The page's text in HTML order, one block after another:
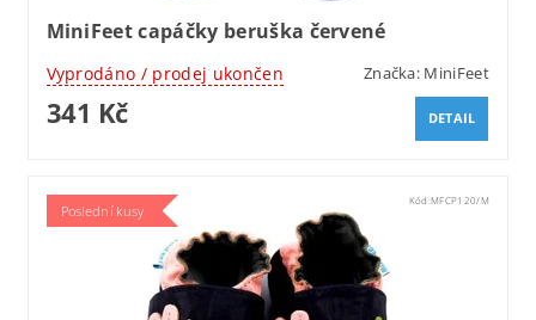
MiniFeet capáčky beruška červené
Vyprodáno / prodej ukončen Značka: MiniFeet
341 Kč DETAIL
Poslední kusy
Kód:MFCP120/M